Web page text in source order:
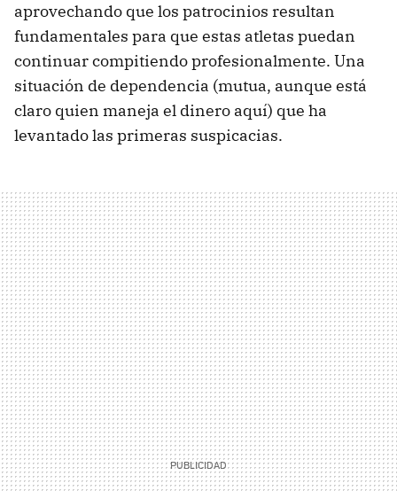
aprovechando que los patrocinios resultan
fundamentales para que estas atletas puedan
continuar compitiendo profesionalmente. Una
situación de dependencia (mutua, aunque está
claro quien maneja el dinero aquí) que ha
levantado las primeras suspicacias.